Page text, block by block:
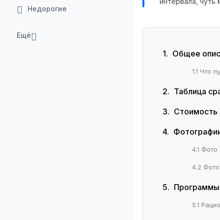
Недорогие
Ещё
Общее
1.1 Что
Таблица
Стоимость
4.1 Фото
4.2
Программы
5.1